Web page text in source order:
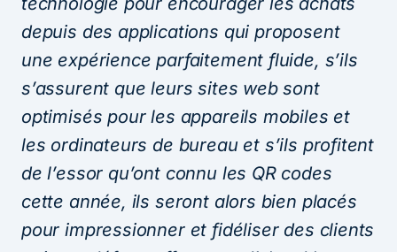
depuis des applications qui proposent
une expérience parfaitement fluide, s’ils
s’assurent que leurs sites web sont
optimisés pour les appareils mobiles et
les ordinateurs de bureau et s’ils profitent
de l’essor qu’ont connu les QR codes
cette année, ils seront alors bien placés
pour impressionner et fidéliser des clients